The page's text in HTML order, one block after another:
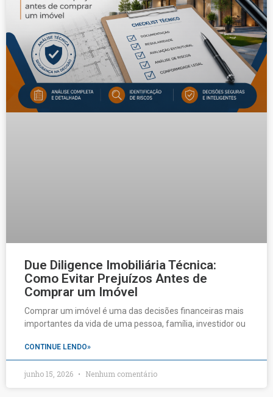
Due Diligence Imobiliária Técnica:
Como Evitar Prejuízos Antes de
Comprar um Imóvel
Comprar um imóvel é uma das decisões financeiras mais
importantes da vida de uma pessoa, família, investidor ou
CONTINUE LENDO»
junho 15, 2026 Nenhum comentário